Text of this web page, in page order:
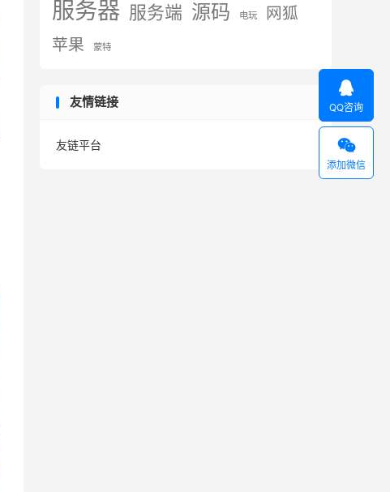
服务器 服务端 源码 电玩
网狐
苹果
蒙特
友情链接
友链平台

QQ咨询

添加微信